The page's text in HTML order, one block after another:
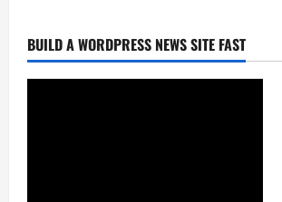
BUILD A WORDPRESS NEWS SITE FAST